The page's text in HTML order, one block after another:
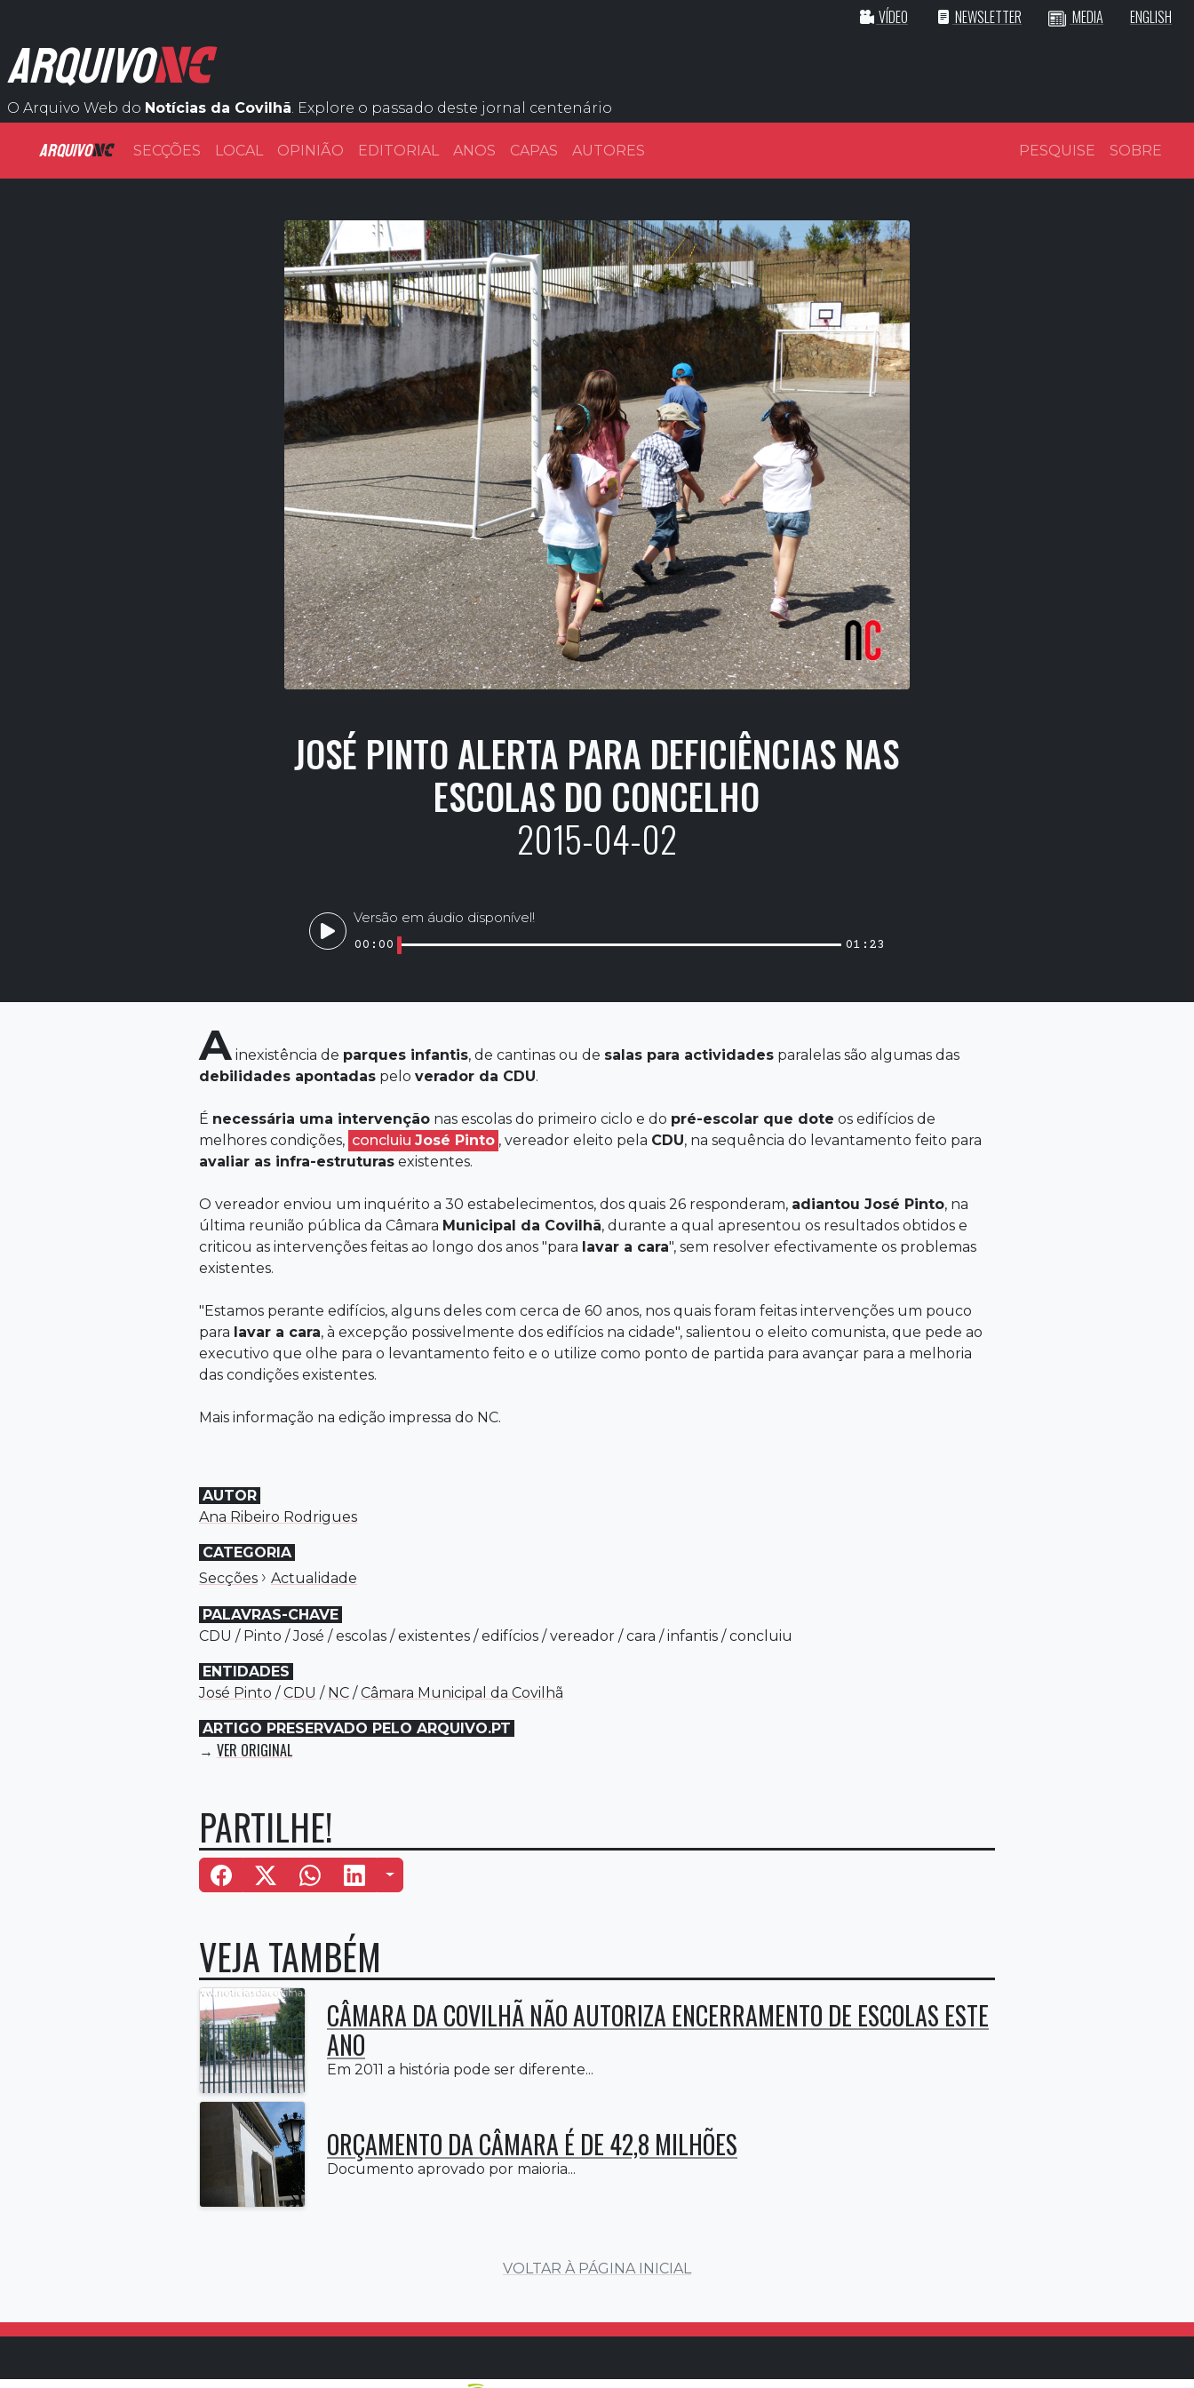
VÍDEO NEWSLETTER MEDIA ENGLISH
ARQUIVONC
O Arquivo Web do Notícias da Covilhã. Explore o passado deste jornal centenário
ARQUIVONC SECÇÕES LOCAL OPINIÃO EDITORIAL ANOS CAPAS AUTORES PESQUISE SOBRE
JOSÉ PINTO ALERTA PARA DEFICIÊNCIAS NAS
ESCOLAS DO CONCELHO
2015-04-02
Versão em áudio disponível!
00:00 01:23
A inexistência de parques infantis, de cantinas ou de salas para actividades paralelas são algumas das
debilidades apontadas pelo verador da CDU.
É necessária uma intervenção nas escolas do primeiro ciclo e do pré-escolar que dote os edifícios de
melhores condições, concluiu José Pinto , vereador eleito pela CDU, na sequência do levantamento feito para
avaliar as infra-estruturas existentes.
O vereador enviou um inquérito a 30 estabelecimentos, dos quais 26 responderam, adiantou José Pinto, na
última reunião pública da Câmara Municipal da Covilhã, durante a qual apresentou os resultados obtidos e
criticou as intervenções feitas ao longo dos anos "para lavar a cara", sem resolver efectivamente os problemas
existentes.
"Estamos perante edifícios, alguns deles com cerca de 60 anos, nos quais foram feitas intervenções um pouco
para lavar a cara, à excepção possivelmente dos edifícios na cidade", salientou o eleito comunista, que pede ao
executivo que olhe para o levantamento feito e o utilize como ponto de partida para avançar para a melhoria
das condições existentes.
Mais informação na edição impressa do NC.
AUTOR
Ana Ribeiro Rodrigues
CATEGORIA
Secções › Actualidade
PALAVRAS-CHAVE
CDU / Pinto /José /escolas /existentes /edifícios /vereador /cara /infantis /concluiu
ENTIDADES
José Pinto /CDU / NC /Câmara Municipal da Covilhã
ARTIGO PRESERVADO PELO ARQUIVO.PT
→ VER ORIGINAL
PARTILHE!
Mais Opções
VEJA TAMBÉM
CÂMARA DA COVILHÃ NÃO AUTORIZA ENCERRAMENTO DE ESCOLAS ESTE
ANO
Em 2011 a história pode ser diferente...
ORÇAMENTO DA CÂMARA É DE 42,8 MILHÕES
Documento aprovado por maioria...
VOLTAR À PÁGINA INICIAL